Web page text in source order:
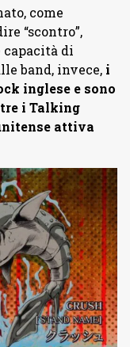
come
“scontro”,
capacità di
band, invece, i
inglese e sono
i Talking
attiva